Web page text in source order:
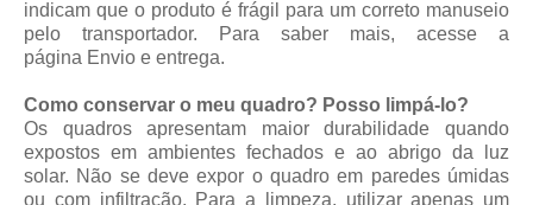
indicam que o produto é frágil para um correto manuseio
pelo transportador. Para saber mais, acesse a
página Envio e entrega.
Como conservar o meu quadro? Posso limpá-lo?
Os quadros apresentam maior durabilidade quando
expostos em ambientes fechados e ao abrigo da luz
solar. Não se deve expor o quadro em paredes úmidas
ou com infiltração. Para a limpeza, utilizar apenas um